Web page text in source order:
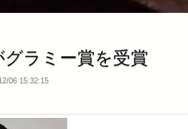
ラミー賞を受賞
06 15:32:15